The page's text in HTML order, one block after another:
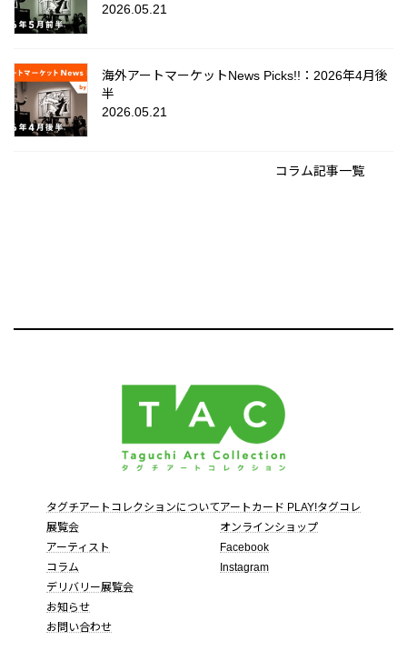
2026.05.21
海外アートマーケットNews Picks!!：2026年4月後
半
2026.05.21
コラム記事一覧
タグチアートコレクションについて
展覧会
アーティスト
コラム
デリバリー展覧会
お知らせ
お問い合わせ
アートカード PLAY!タグコレ
オンラインショップ
Facebook
Instagram